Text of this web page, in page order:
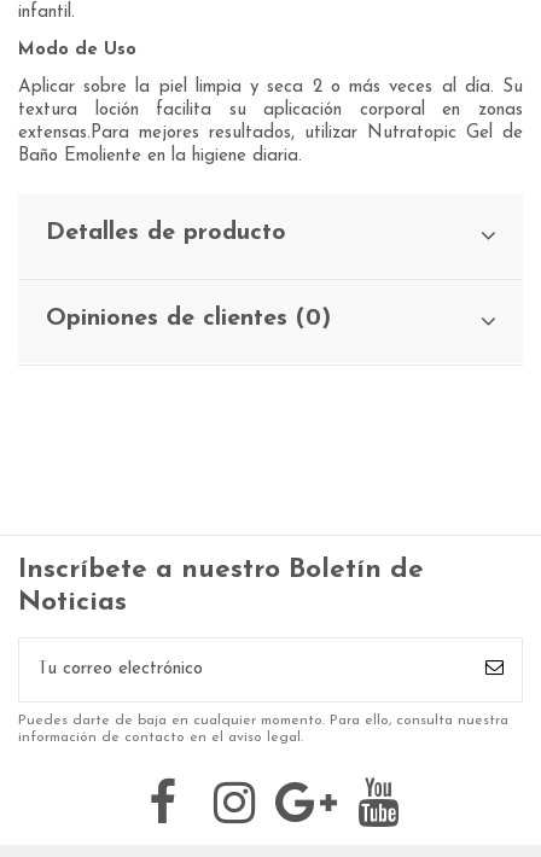
infantil.
Modo de Uso
Aplicar sobre la piel limpia y seca 2 o más veces al día. Su
textura loción facilita su aplicación corporal en zonas
extensas.Para mejores resultados, utilizar Nutratopic Gel de
Baño Emoliente en la higiene diaria.
Detalles de producto
Opiniones de clientes (0)
Inscríbete a nuestro Boletín de
Noticias
Puedes darte de baja en cualquier momento. Para ello, consulta nuestra
información de contacto en el aviso legal.